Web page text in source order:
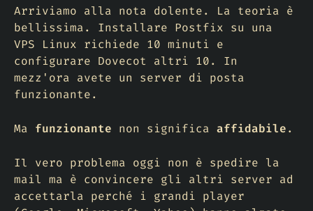
Arriviamo alla nota dolente. La teoria è
bellissima. Installare Postfix su una
VPS Linux richiede 10 minuti e
configurare Dovecot altri 10. In
mezz'ora avete un server di posta
funzionante.
Ma funzionante non significa affidabile.
Il vero problema oggi non è spedire la
mail ma è convincere gli altri server ad
accettarla perché i grandi player